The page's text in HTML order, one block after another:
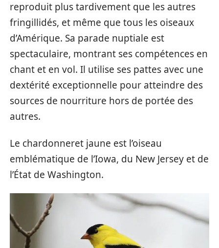
reproduit plus tardivement que les autres
fringillidés, et même que tous les oiseaux
d’Amérique. Sa parade nuptiale est
spectaculaire, montrant ses compétences en
chant et en vol. Il utilise ses pattes avec une
dextérité exceptionnelle pour atteindre des
sources de nourriture hors de portée des
autres.
Le chardonneret jaune est l’oiseau
emblématique de l’Iowa, du New Jersey et de
l’État de Washington.